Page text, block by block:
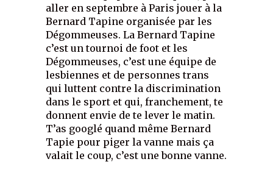
aller en septembre à Paris jouer à la
Bernard Tapine organisée par les
Dégommeuses. La Bernard Tapine
c’est un tournoi de foot et les
Dégommeuses, c’est une équipe de
lesbiennes et de personnes trans
qui luttent contre la discrimination
dans le sport et qui, franchement, te
donnent envie de te lever le matin.
T’as googlé quand même Bernard
Tapie pour piger la vanne mais ça
valait le coup, c’est une bonne vanne.